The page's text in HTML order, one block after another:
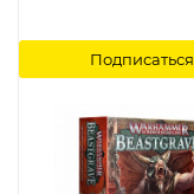
Подписаться